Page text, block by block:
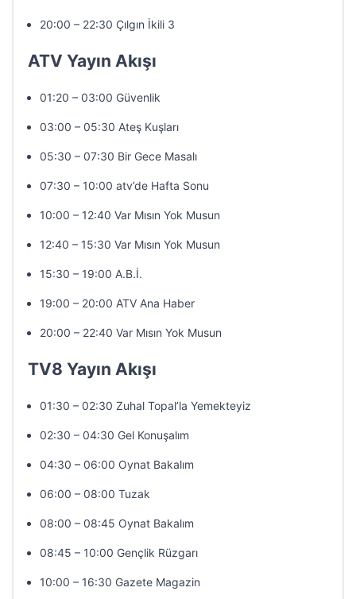
20:00 – 22:30 Çılgın İkili 3
ATV Yayın Akışı
01:20 – 03:00 Güvenlik
03:00 – 05:30 Ateş Kuşları
05:30 – 07:30 Bir Gece Masalı
07:30 – 10:00 atv’de Hafta Sonu
10:00 – 12:40 Var Mısın Yok Musun
12:40 – 15:30 Var Mısın Yok Musun
15:30 – 19:00 A.B.İ.
19:00 – 20:00 ATV Ana Haber
20:00 – 22:40 Var Mısın Yok Musun
TV8 Yayın Akışı
01:30 – 02:30 Zuhal Topal’la Yemekteyiz
02:30 – 04:30 Gel Konuşalım
04:30 – 06:00 Oynat Bakalım
06:00 – 08:00 Tuzak
08:00 – 08:45 Oynat Bakalım
08:45 – 10:00 Gençlik Rüzgarı
10:00 – 16:30 Gazete Magazin